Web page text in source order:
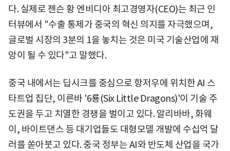
다. 실제로 젠슨 황 엔비디아 최고경영자(CEO)는 최근 인
터뷰에서 "수출 통제가 중국의 혁신 의지를 자극했으며,
글로벌 시장의 3분의 1을 놓치는 것은 미국 기술산업에 재
앙이 될 수 있다"고 말했다.
중국 내에서는 딥시크를 중심으로 항저우에 위치한 AI 스
타트업 집단, 이른바 '6룡(Six Little Dragons)'이 기술 주
도권을 두고 치열한 경쟁을 벌이고 있다. 알리바바, 화웨
이, 바이트댄스 등 대기업들도 대형모델 개발에 수십억 달
러를 쏟아붓고 있다. 중국 정부는 AI와 반도체 산업을 국가